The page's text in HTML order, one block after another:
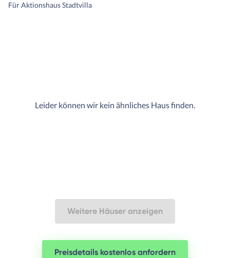
Für Aktionshaus Stadtvilla
Leider können wir kein ähnliches Haus finden.
Weitere Häuser anzeigen
Preisdetails kostenlos anfordern